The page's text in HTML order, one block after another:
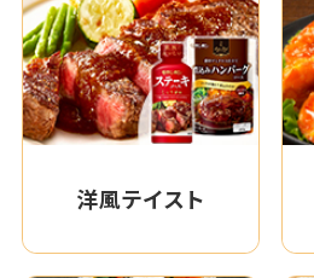
洋風テイスト